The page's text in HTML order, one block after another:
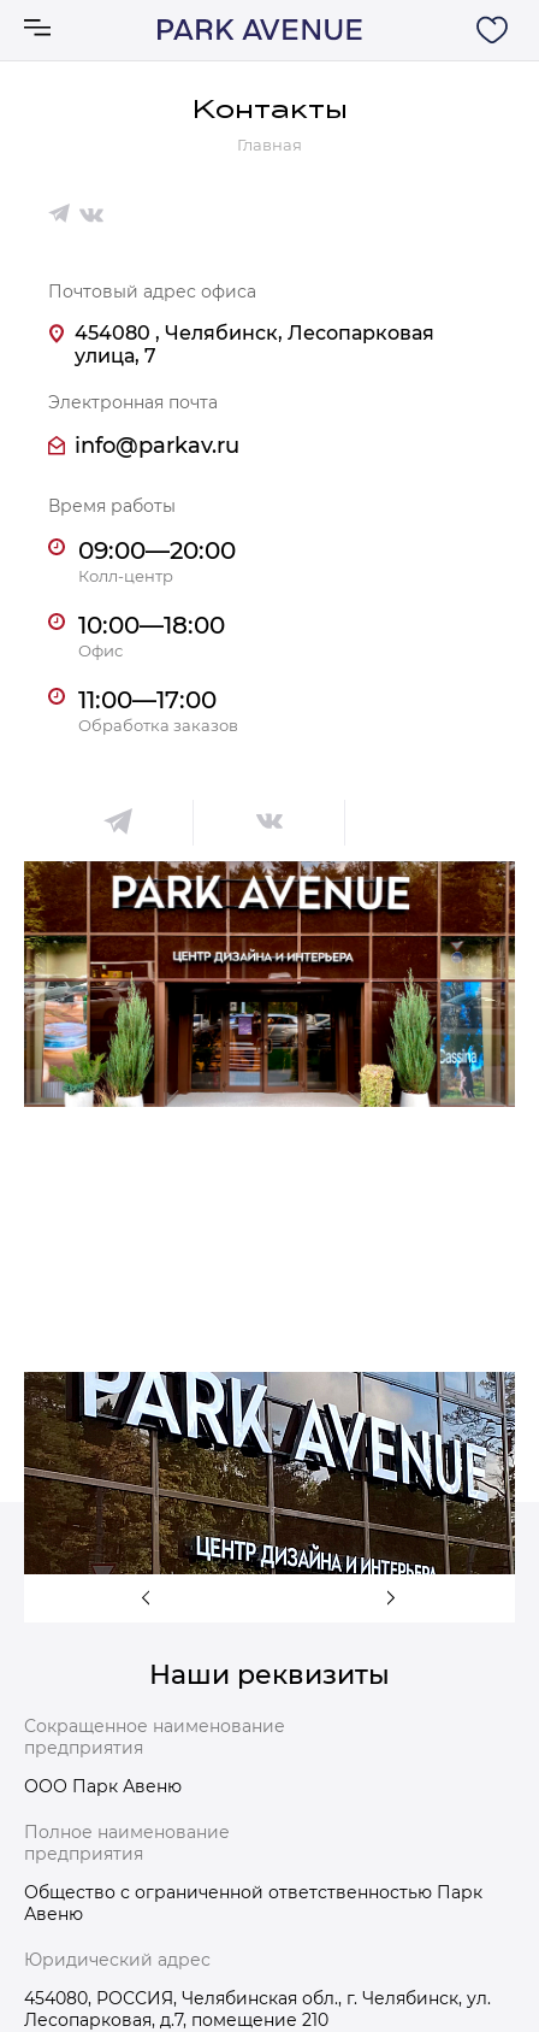
Ковры
Мебель
Свет
Гостиная
Кухня
Спальня
Детская
Прихожая
Как купить
Доставка
Оплата
Вопросы и ответы
Отзывы
Политика обработки
персональных данных
Реквизиты
3D Тур
Контакты
Контакты
Главная
Почтовый адрес офиса
454080 , Челябинск, Лесопарковая
улица, 7
Электронная почта
info@parkav.ru
Время работы
09:00—20:00
Колл-центр
10:00—18:00
Офис
11:00—17:00
Обработка заказов
Наши реквизиты
Сокращенное наименование
предприятия
ООО Парк Авеню
Полное наименование
предприятия
Общество с ограниченной ответственностью Парк
Авеню
Юридический адрес
454080, РОССИЯ, Челябинская обл., г. Челябинск, ул.
Лесопарковая, д.7, помещение 210